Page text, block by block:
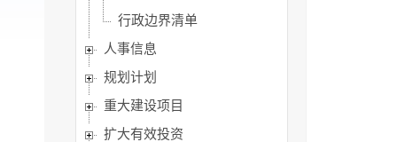
行政边界清单
人事信息
规划计划
重大建设项目
扩大有效投资